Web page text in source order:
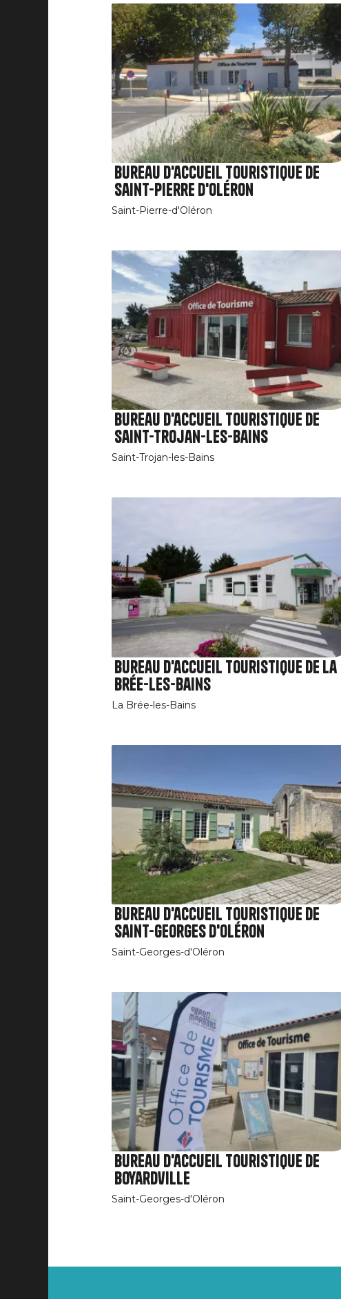
Bureau d'accueil touristique de
Saint-Pierre d'Oléron
Saint-Pierre-d'Oléron
Bureau d'accueil touristique de
Saint-Trojan-les-Bains
Saint-Trojan-les-Bains
Bureau d'accueil touristique de La
Brée-les-Bains
La Brée-les-Bains
Bureau d'accueil touristique de
Saint-Georges d'Oléron
Saint-Georges-d'Oléron
Bureau d'accueil touristique de
Boyardville
Saint-Georges-d'Oléron